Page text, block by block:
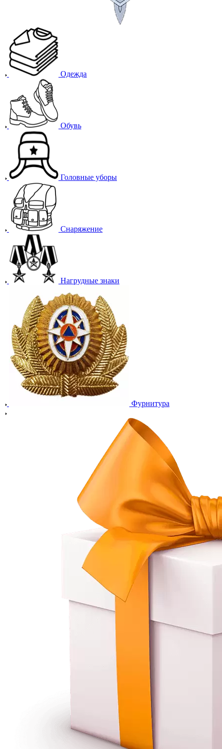
Одежда
Обувь
Головные уборы
Снаряжение
Нагрудные знаки
Фурнитура